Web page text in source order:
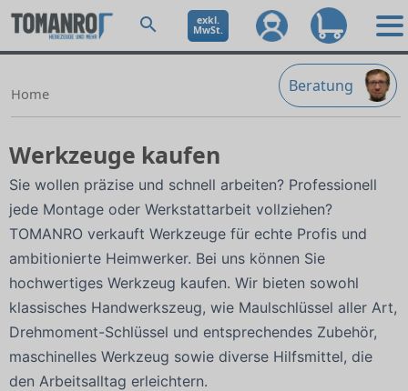
exkl.
MwSt.
Beratung
Home
Werkzeuge kaufen
Sie wollen präzise und schnell arbeiten? Professionell
jede Montage oder Werkstattarbeit vollziehen?
TOMANRO verkauft Werkzeuge für echte Profis und
ambitionierte Heimwerker. Bei uns können Sie
hochwertiges Werkzeug kaufen. Wir bieten sowohl
klassisches Handwerkszeug, wie Maulschlüssel aller Art,
Drehmoment-Schlüssel und entsprechendes Zubehör,
maschinelles Werkzeug sowie diverse Hilfsmittel, die
den Arbeitsalltag erleichtern.